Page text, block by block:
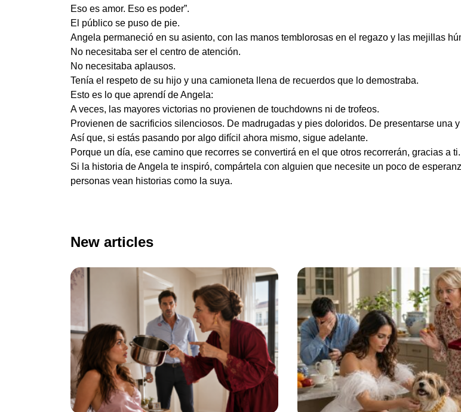
Eso es amor. Eso es poder”.
El público se puso de pie.
Angela permaneció en su asiento, con las manos temblorosas en el regazo y las mejillas
No necesitaba ser el centro de atención.
No necesitaba aplausos.
Tenía el respeto de su hijo y una camioneta llena de recuerdos que lo demostraba.
Esto es lo que aprendí de Angela:
A veces, las mayores victorias no provienen de touchdowns ni de trofeos.
Provienen de sacrificios silenciosos. De madrugadas y pies doloridos. De presentarse una
Así que, si estás pasando por algo difícil ahora mismo, sigue adelante.
Porque un día, ese camino que recorres se convertirá en el que otros recorrerán, gracias a ti.
Si la historia de Angela te inspiró, compártela con alguien que necesite un poco de
personas vean historias como la suya.
New articles